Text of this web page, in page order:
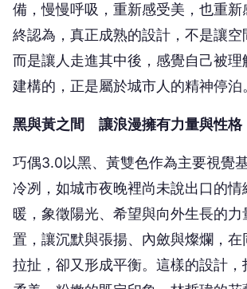
備，慢慢呼吸，重新感受美，也重
終認為，真正成熟的設計，不是讓空
而是讓人走進其中後，感覺自己被
建構的，正是屬於城市人的精神停泊
黑與黃之間 讓浪漫擁有力量與性格
巧偶3.0以黑、黃雙色作為主要視覺
冷冽，如城市夜晚裡尚未說出口的情
暖，象徵陽光、希望與向外生長的力
置，讓沉默與張揚、內斂與燦爛，
拉扯，卻又形成平衡。這樣的設計